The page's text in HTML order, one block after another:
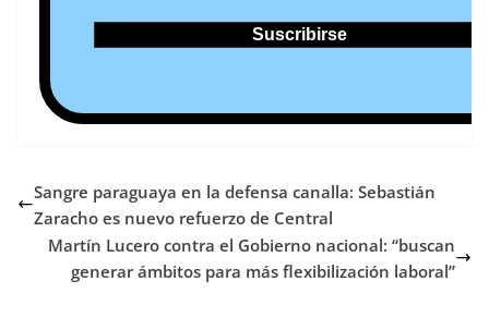
Sangre paraguaya en la defensa canalla: Sebastián
Zaracho es nuevo refuerzo de Central
Martín Lucero contra el Gobierno nacional: “buscan
generar ámbitos para más flexibilización laboral”